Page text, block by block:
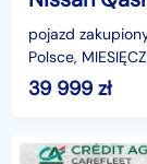
pojazd
Polsce, MIESIĘCZNA RATA NA TEN SAMOCHÓD JUŻ OD 238
PLN*Podana w
39 999 zł